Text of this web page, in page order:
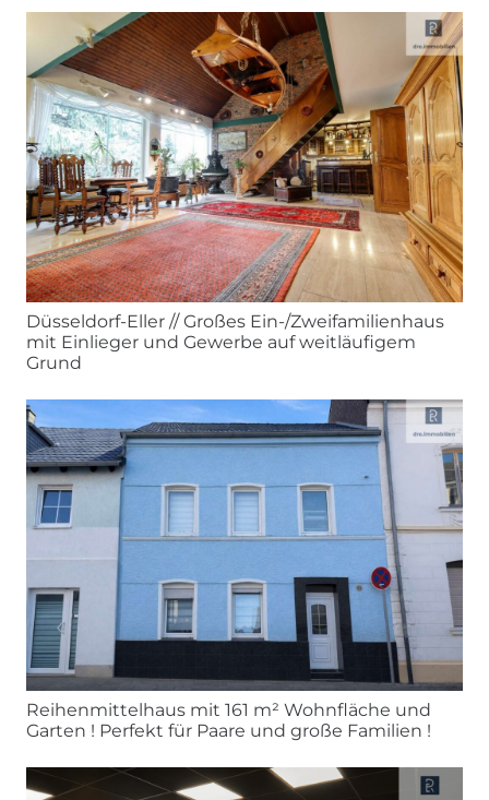
Düsseldorf-Eller // Großes Ein-/Zweifamilienhaus
mit Einlieger und Gewerbe auf weitläufigem
Grund
Reihenmittelhaus mit 161 m² Wohnfläche und
Garten ! Perfekt für Paare und große Familien !